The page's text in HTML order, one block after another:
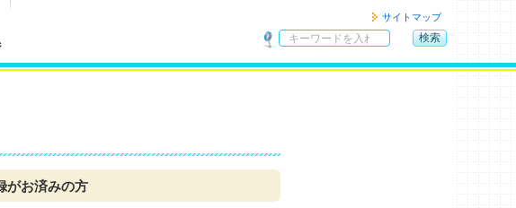
サイトマップ
検索
がお済みの方